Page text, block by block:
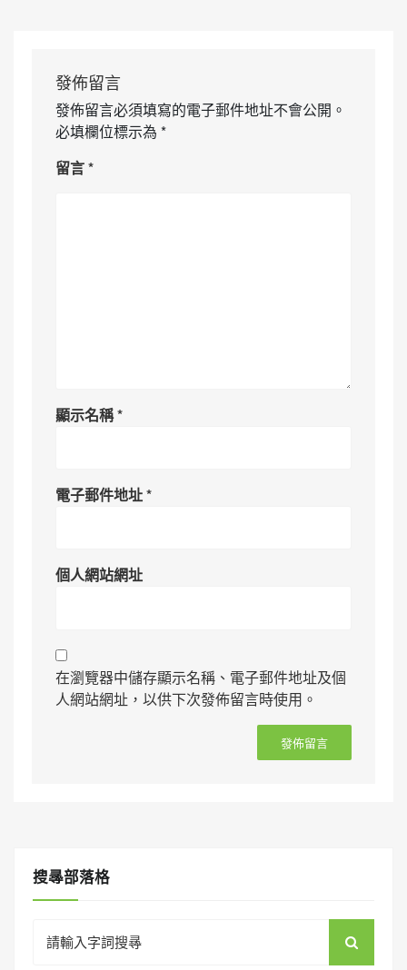
發佈留言
發佈留言必須填寫的電子郵件地址不會公開。
必填欄位標示為 *
留言*
顯示名稱*
電子郵件地址*
個人網站網址
在瀏覽器中儲存顯示名稱、電子郵件地址及個
人網站網址，以供下次發佈留言時使用。
搜㝷部落格
for: